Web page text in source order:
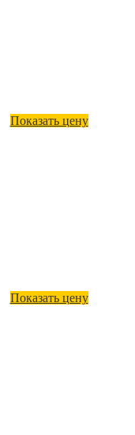
Показать цену
Показать цену